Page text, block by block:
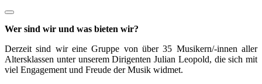
Wer sind wir und was bieten wir?
Derzeit sind wir eine Gruppe von über 35 Musikern/-innen aller
Altersklassen unter unserem Dirigenten Julian Leopold, die sich mit
viel Engagement und Freude der Musik widmet.